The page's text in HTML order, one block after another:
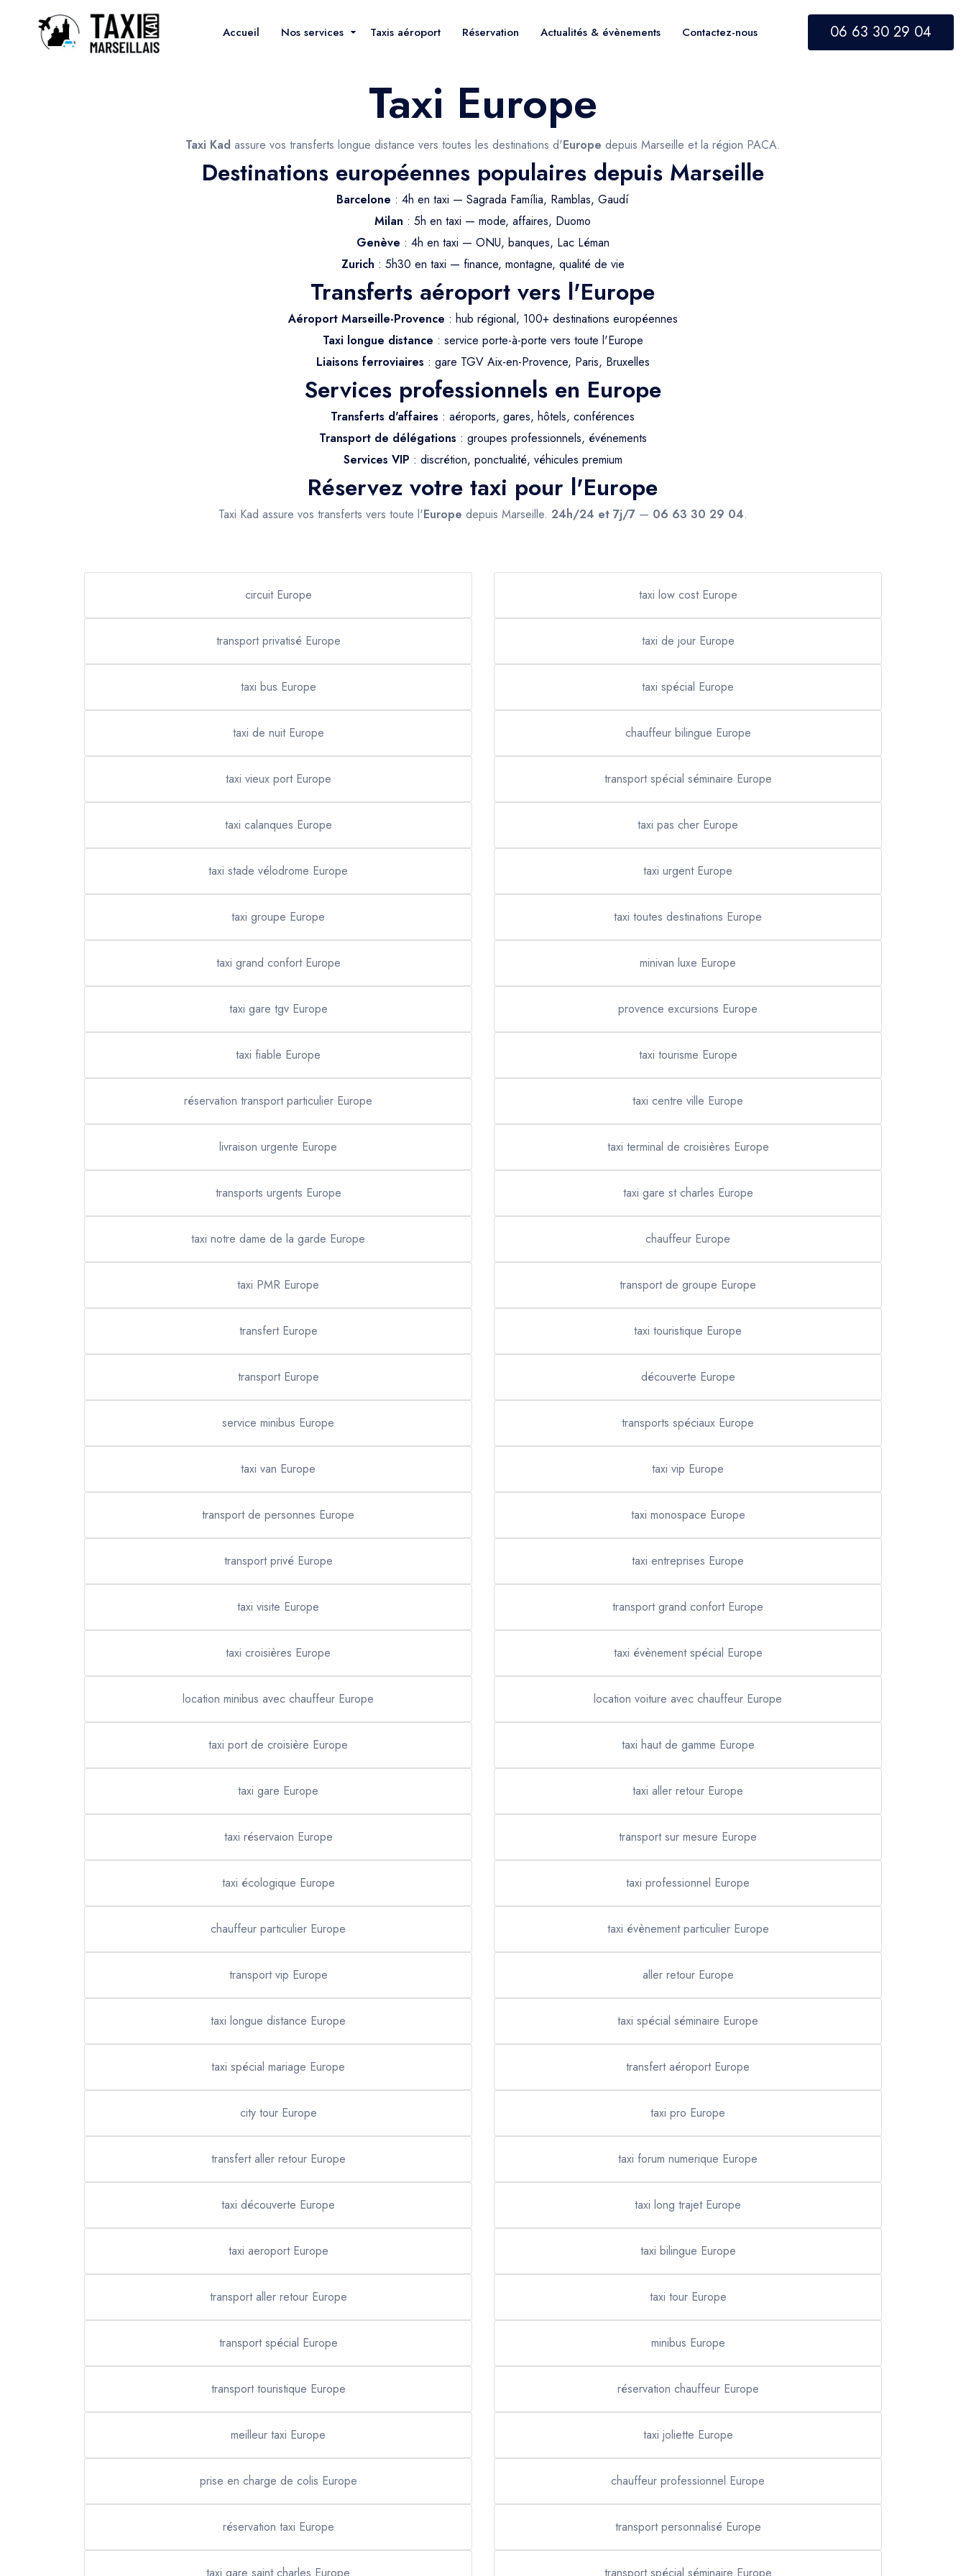
Accueil Nos services Taxis aéroport Réservation Actualités & évènements Contactez-nous 06 63 30 29 04
Taxi Europe
Taxi Kad assure vos transferts longue distance vers toutes les destinations d'Europe depuis Marseille et la région PACA.
Destinations européennes populaires depuis Marseille
Barcelone : 4h en taxi — Sagrada Família, Ramblas, Gaudí
Milan : 5h en taxi — mode, affaires, Duomo
Genève : 4h en taxi — ONU, banques, Lac Léman
Zurich : 5h30 en taxi — finance, montagne, qualité de vie
Transferts aéroport vers l'Europe
Aéroport Marseille-Provence : hub régional, 100+ destinations européennes
Taxi longue distance : service porte-à-porte vers toute l'Europe
Liaisons ferroviaires : gare TGV Aix-en-Provence, Paris, Bruxelles
Services professionnels en Europe
Transferts d'affaires : aéroports, gares, hôtels, conférences
Transport de délégations : groupes professionnels, événements
Services VIP : discrétion, ponctualité, véhicules premium
Réservez votre taxi pour l'Europe
Taxi Kad assure vos transferts vers toute l'Europe depuis Marseille. 24h/24 et 7j/7— 06 63 30 29 04.
circuit Europe taxi low cost Europe
transport privatisé Europe taxi de jour Europe
taxi bus Europe taxi spécial Europe
taxi de nuit Europe chauffeur bilingue Europe
taxi vieux port Europe transport spécial séminaire Europe
taxi calanques Europe taxi pas cher Europe
taxi stade vélodrome Europe taxi urgent Europe
taxi groupe Europe taxi toutes destinations Europe
taxi grand confort Europe minivan luxe Europe
taxi gare tgv Europe provence excursions Europe
taxi fiable Europe taxi tourisme Europe
réservation transport particulier Europe taxi centre ville Europe
livraison urgente Europe taxi terminal de croisières Europe
transports urgents Europe taxi gare st charles Europe
taxi notre dame de la garde Europe chauffeur Europe
taxi PMR Europe transport de groupe Europe
transfert Europe taxi touristique Europe
transport Europe découverte Europe
service minibus Europe transports spéciaux Europe
taxi van Europe taxi vip Europe
transport de personnes Europe taxi monospace Europe
transport privé Europe taxi entreprises Europe
taxi visite Europe transport grand confort Europe
taxi croisières Europe taxi évènement spécial Europe
location minibus avec chauffeur Europe location voiture avec chauffeur Europe
taxi port de croisière Europe taxi haut de gamme Europe
taxi gare Europe taxi aller retour Europe
taxi réservaion Europe transport sur mesure Europe
taxi écologique Europe taxi professionnel Europe
chauffeur particulier Europe taxi évènement particulier Europe
transport vip Europe aller retour Europe
taxi longue distance Europe taxi spécial séminaire Europe
taxi spécial mariage Europe transfert aéroport Europe
city tour Europe taxi pro Europe
transfert aller retour Europe taxi forum numerique Europe
taxi découverte Europe taxi long trajet Europe
taxi aeroport Europe taxi bilingue Europe
transport aller retour Europe taxi tour Europe
transport spécial Europe minibus Europe
transport touristique Europe réservation chauffeur Europe
meilleur taxi Europe taxi joliette Europe
prise en charge de colis Europe chauffeur professionnel Europe
réservation taxi Europe transport personnalisé Europe